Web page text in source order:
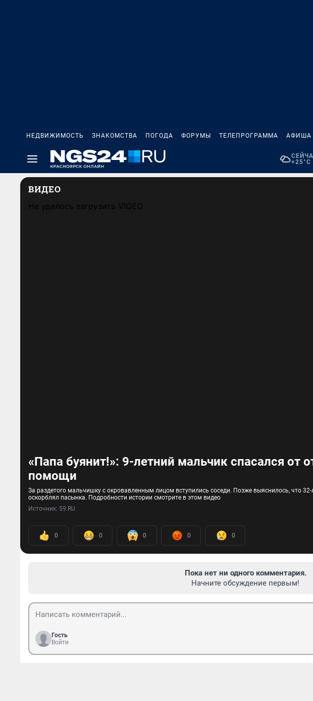
НЕДВИЖИМОСТЬ ЗНАКОМСТВА ПОГОДА ФОРУМЫ ТЕЛЕПРОГРАММА АФИША
+25°C
ВИДЕО
Не удалось загрузить VIQEO
«Папа буянит!»: 9-летний мальчик спасался от
помощи
За раздетого мальчишку с окровавленным лицом вступились соседи. Позже выяснилось, что
оскорблял пасынка. Подробности истории смотрите в этом видео
Источник: 59.RU
0 0 0 0 0
Пока нет ни одного комментария.
Начните обсуждение первым!
Гость
Войти